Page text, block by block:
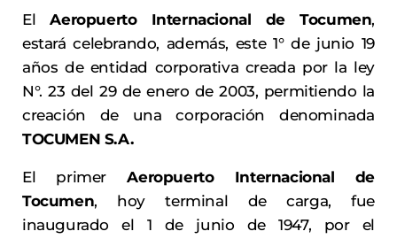
ElAeropuerto Internacional de Tocumen,
estará celebrando, además, este 1° de junio 19
años de entidad corporativa creada por la ley
N°. 23 del 29 de enero de 2003, permitiendo la
creación de una corporación denominada
TOCUMEN S.A.
El primerAeropuerto Internacional de
Tocumen, hoy terminal de carga, fue
inaugurado el 1 de junio de 1947, por el